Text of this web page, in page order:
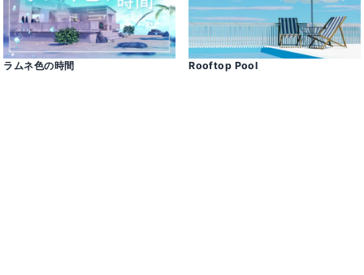
ラムネ色の時間 Rooftop Pool